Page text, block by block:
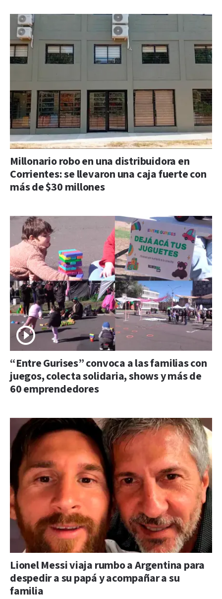
Millonario robo en una distribuidora en
Corrientes: se llevaron una caja fuerte con
más de $30 millones
“Entre Gurises” convoca a las familias con
juegos, colecta solidaria, shows y más de
60 emprendedores
Lionel Messi viaja rumbo a Argentina para
despedir a su papá y acompañar a su
familia